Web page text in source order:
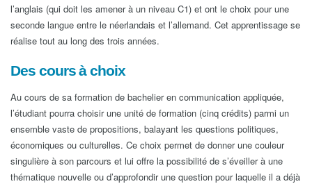
l’anglais (qui doit les amener à un niveau C1) et ont le choix pour une
seconde langue entre le néerlandais et l’allemand. Cet apprentissage se
réalise tout au long des trois années.
Des cours à choix
Au cours de sa formation de bachelier en communication appliquée,
l’étudiant pourra choisir une unité de formation (cinq crédits) parmi un
ensemble vaste de propositions, balayant les questions politiques,
économiques ou culturelles. Ce choix permet de donner une couleur
singulière à son parcours et lui offre la possibilité de s’éveiller à une
thématique nouvelle ou d’approfondir une question pour laquelle il a déjà